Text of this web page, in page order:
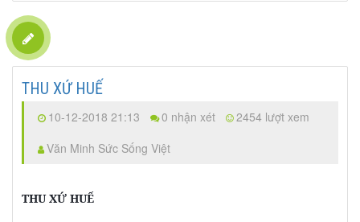
THU XỨ HUẾ
10-12-2018 21:13 0 nhận xét
2454 lượt xem
Văn Minh Sức Sống Việt
THU XỨ HUẾ